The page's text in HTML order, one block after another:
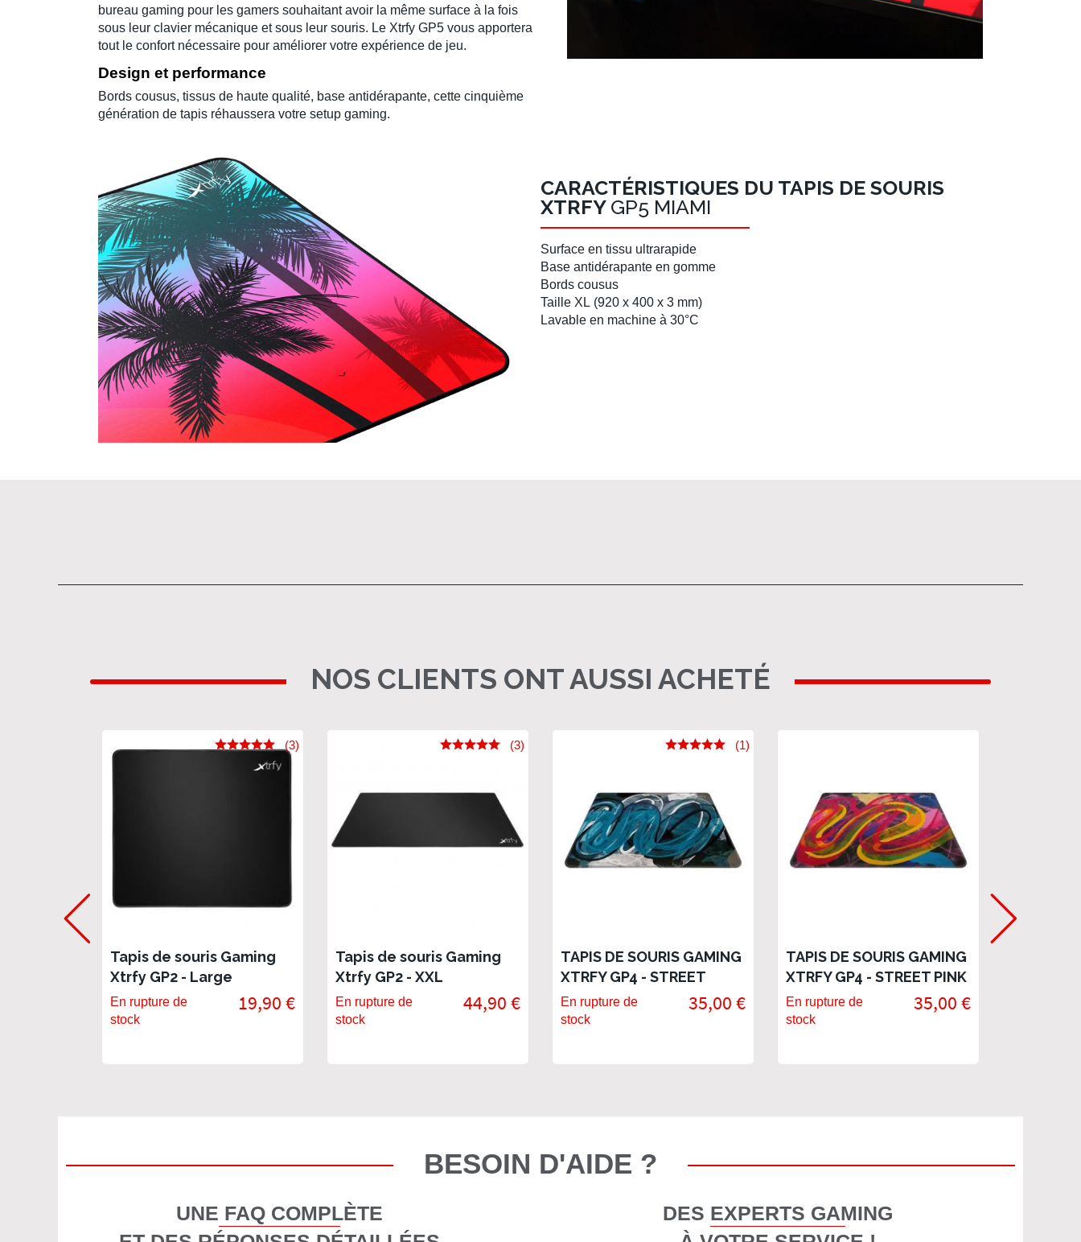
bureau gaming pour les gamers souhaitant avoir la même surface à la fois
sous leur clavier mécanique et sous leur souris. Le Xtrfy GP5 vous apportera
tout le confort nécessaire pour améliorer votre expérience de jeu.
Design et performance
Bords cousus, tissus de haute qualité, base antidérapante, cette cinquième
génération de tapis réhaussera votre setup gaming.
CARACTÉRISTIQUES DU TAPIS DE SOURIS
XTRFY GP5 MIAMI
Surface en tissu ultrarapide
Base antidérapante en gomme
Bords cousus
Taille XL (920 x 400 x 3 mm)
Lavable en machine à 30°C
NOS CLIENTS ONT AUSSI ACHETÉ
Tapis de souris Gaming
Xtrfy GP2 - Large
(3)
En rupture de
stock
19,90 €
Tapis de souris Gaming
Xtrfy GP2 - XXL
(3)
En rupture de
stock
44,90 €
TAPIS DE SOURIS GAMING
XTRFY GP4 - STREET
BLUE LARGE
(1)
En rupture de
stock
35,00 €
TAPIS DE SOURIS GAMING
XTRFY GP4 - STREET PINK
LARGE
En rupture de
stock
35,00 €
BESOIN D'AIDE ?
UNE FAQ COMPLÈTE
DES EXPERTS GAMING